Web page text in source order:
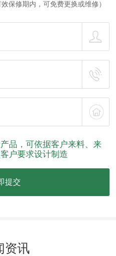
保修期内，可免费更换或维修）
品，可依据客户来料、来
户要求设计制造
提交
资讯